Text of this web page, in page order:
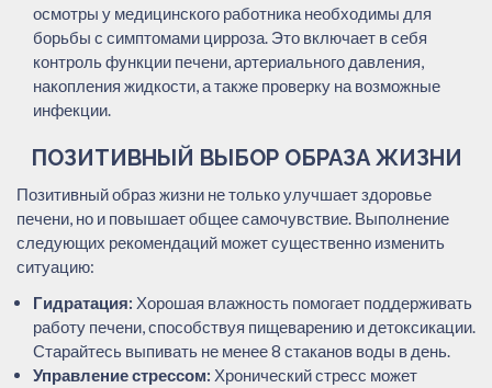
осмотры у медицинского работника необходимы для
борьбы с симптомами цирроза. Это включает в себя
контроль функции печени, артериального давления,
накопления жидкости, а также проверку на возможные
инфекции.
ПОЗИТИВНЫЙ ВЫБОР ОБРАЗА ЖИЗНИ
Позитивный образ жизни не только улучшает здоровье
печени, но и повышает общее самочувствие. Выполнение
следующих рекомендаций может существенно изменить
ситуацию:
Гидратация: Хорошая влажность помогает поддерживать
работу печени, способствуя пищеварению и детоксикации.
Старайтесь выпивать не менее 8 стаканов воды в день.
Управление стрессом: Хронический стресс может